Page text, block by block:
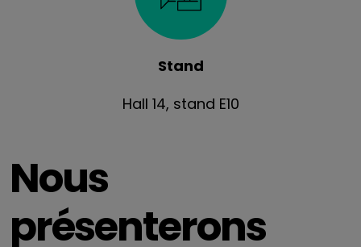
Stand
Hall 14, stand E10
Nous
présenterons